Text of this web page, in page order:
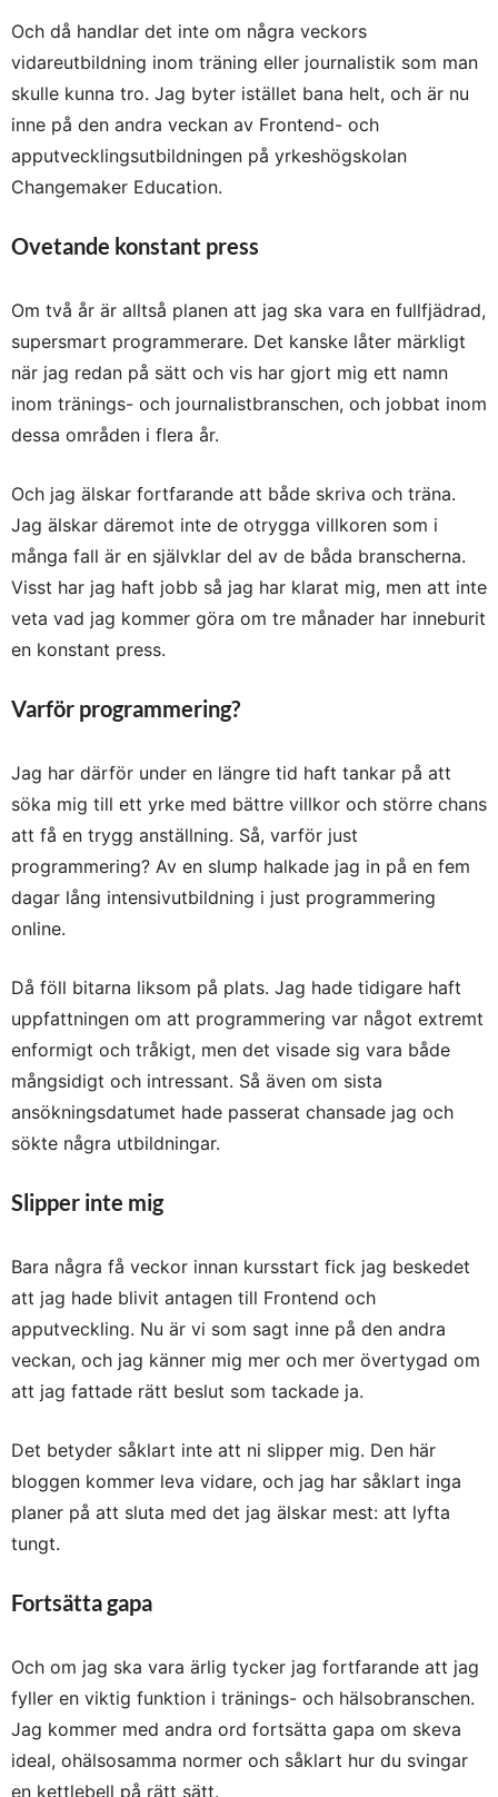
Och då handlar det inte om några veckors
vidareutbildning inom träning eller journalistik som man
skulle kunna tro. Jag byter istället bana helt, och är nu
inne på den andra veckan av Frontend- och
apputvecklingsutbildningen på yrkeshögskolan
Changemaker Education.
Ovetande konstant press
Om två år är alltså planen att jag ska vara en fullfjädrad,
supersmart programmerare. Det kanske låter märkligt
när jag redan på sätt och vis har gjort mig ett namn
inom tränings- och journalistbranschen, och jobbat inom
dessa områden i flera år.
Och jag älskar fortfarande att både skriva och träna.
Jag älskar däremot inte de otrygga villkoren som i
många fall är en självklar del av de båda branscherna.
Visst har jag haft jobb så jag har klarat mig, men att inte
veta vad jag kommer göra om tre månader har inneburit
en konstant press.
Varför programmering?
Jag har därför under en längre tid haft tankar på att
söka mig till ett yrke med bättre villkor och större chans
att få en trygg anställning. Så, varför just
programmering? Av en slump halkade jag in på en fem
dagar lång intensivutbildning i just programmering
online.
Då föll bitarna liksom på plats. Jag hade tidigare haft
uppfattningen om att programmering var något extremt
enformigt och tråkigt, men det visade sig vara både
mångsidigt och intressant. Så även om sista
ansökningsdatumet hade passerat chansade jag och
sökte några utbildningar.
Slipper inte mig
Bara några få veckor innan kursstart fick jag beskedet
att jag hade blivit antagen till Frontend och
apputveckling. Nu är vi som sagt inne på den andra
veckan, och jag känner mig mer och mer övertygad om
att jag fattade rätt beslut som tackade ja.
Det betyder såklart inte att ni slipper mig. Den här
bloggen kommer leva vidare, och jag har såklart inga
planer på att sluta med det jag älskar mest: att lyfta
tungt.
Fortsätta gapa
Och om jag ska vara ärlig tycker jag fortfarande att jag
fyller en viktig funktion i tränings- och hälsobranschen.
Jag kommer med andra ord fortsätta gapa om skeva
ideal, ohälsosamma normer och såklart hur du svingar
en kettlebell på rätt sätt.